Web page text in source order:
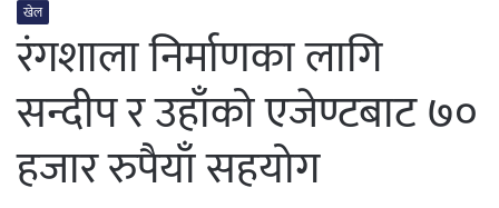
खेल
रंगशाला निर्माणका लागि
सन्दीप र उहाँको एजेण्टबाट ७०
हजार रुपैयाँ सहयोग